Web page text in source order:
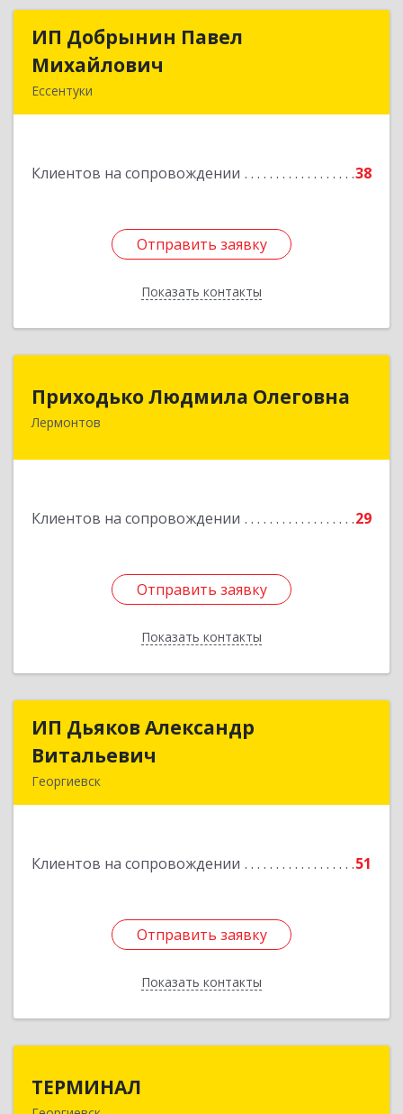
ИП Добрынин Павел
Михайлович
Ессентуки
Клиентов на сопровождении 38
Отправить заявку
Показать контакты
ИП Добрынин Павел
Отправить заявку
Назад
Приходько Людмила Олеговна
Лермонтов
Клиентов на сопровождении 29
Отправить заявку
Показать контакты
357341, Лермонтов г, П.Лумумбы ул, дом №
Отправить заявку
Назад
ИП Дьяков Александр
Витальевич
Георгиевск
Клиентов на сопровождении 51
Отправить заявку
Показать контакты
ИП Дьяков Александр
Отправить заявку
Назад
ТЕРМИНАЛ